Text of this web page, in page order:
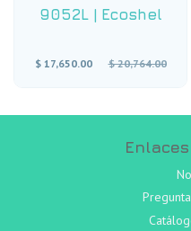
9052L | Ecoshel
$ 17,650.00
Precio
$ 20,764.00